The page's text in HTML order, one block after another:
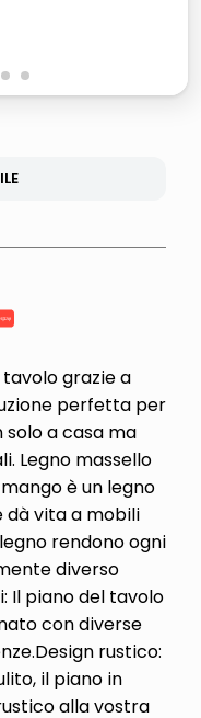
7 8
grazie a
perfetta per
a casa ma
Legno massello
è un legno
dà vita a mobili
rendono ogni
diverso
Il piano del tavolo
con diverse
rustico:
il piano in
alla vostra